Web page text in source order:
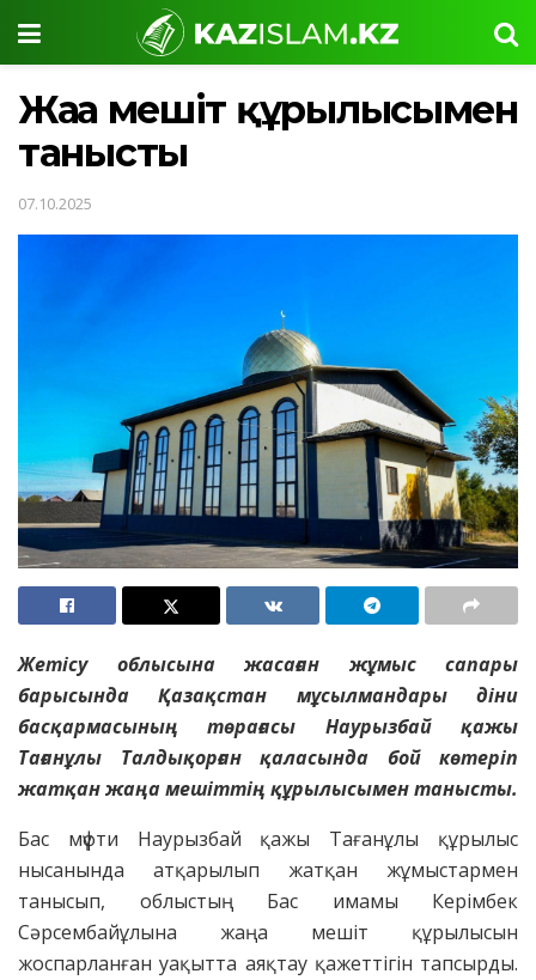
Жаңа мешіт құрылысымен
танысты
07.10.2025
Жетісу облысына жасаған жұмыс сапары
барысында Қазақстан мұсылмандары діни
басқармасының төрағасы Наурызбай қажы
Тағанұлы Талдықорған қаласында бой көтеріп
жатқан жаңа мешіттің құрылысымен танысты.
Бас мүфти Наурызбай қажы Тағанұлы құрылыс
нысанында атқарылып жатқан жұмыстармен
танысып, облыстың Бас имамы Керімбек
Сәрсембайұлына жаңа мешіт құрылысын
жоспарланған уақытта аяқтау қажеттігін тапсырды.